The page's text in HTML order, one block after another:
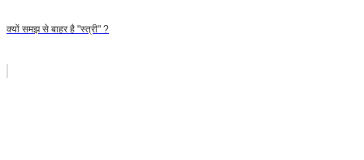
क्यों समझ से बाहर है "स्त्री" ?